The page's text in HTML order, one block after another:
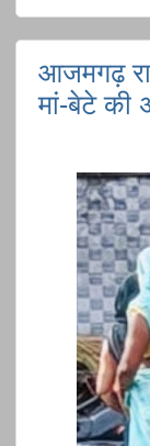
आजमगढ़
मां-बेटे की